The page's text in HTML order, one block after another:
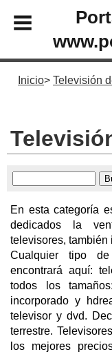
Inicio Televisión
En esta categoría
dedicados la
televisores, también
Cualquier tipo
encontrará aquí:
todos los
incorporado y
televisor y dvd.
terrestre.
los mejores